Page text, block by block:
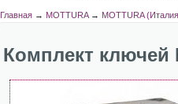
Главная → MOTTURA→ MOTTURA
Комплект ключей